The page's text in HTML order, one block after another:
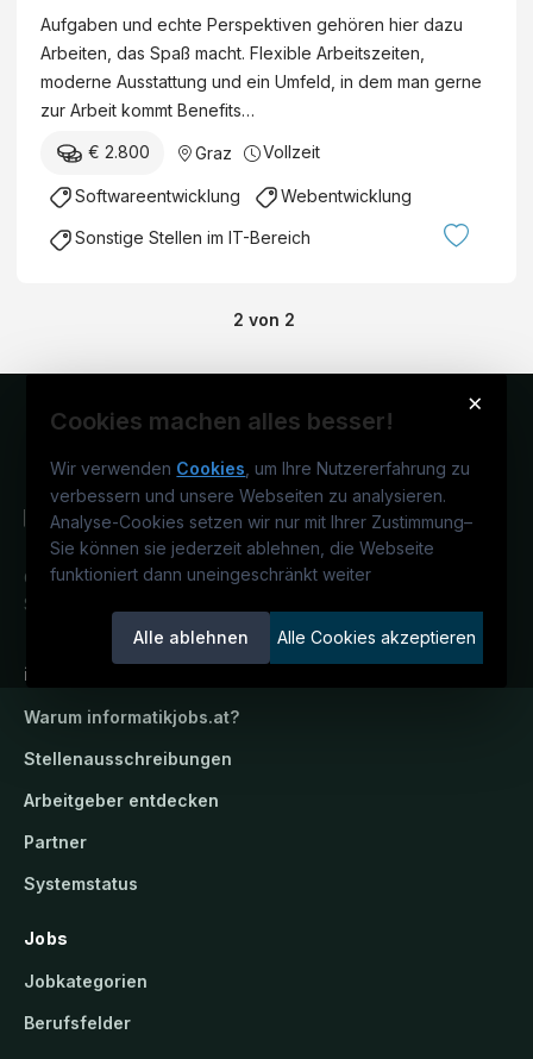
Aufgaben und echte Perspektiven gehören hier dazu
Arbeiten, das Spaß macht. Flexible Arbeitszeiten,
moderne Ausstattung und ein Umfeld, in dem man gerne
zur Arbeit kommt Benefits…
€ 2.800 Graz Vollzeit
Softwareentwicklung Webentwicklung
Sonstige Stellen im IT-Bereich
2 von 2
×
Cookies machen alles besser!
Wir verwenden Cookies , um Ihre Nutzererfahrung zu
verbessern und unsere Webseiten zu analysieren.
Analyse-Cookies setzen wir nur mit Ihrer Zustimmung–
Sie können sie jederzeit ablehnen, die Webseite
funktioniert dann uneingeschränkt weiter
Alle ablehnen Alle Cookies akzeptieren
Österreichs IT-Karriereportal.Ein
Service der candidatis GmbH.
informatikjobs.at
Warum informatikjobs.at?
Stellenausschreibungen
Arbeitgeber entdecken
Partner
Systemstatus
Jobs
Jobkategorien
Berufsfelder